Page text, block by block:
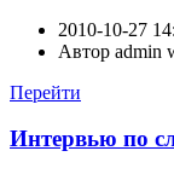
2010-10-27
Автор admin
Перейти
Интервью по